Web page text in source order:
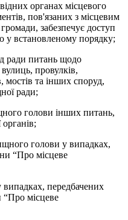
органах місцевого
пов'язаних з місцевим
забезпечує доступ
у встановленому порядку;
ради питань щодо
провулків,
мостів та інших споруд,
ради;
голови інших питань,
органів;
голови у випадках,
“Про місцеве
випадках, передбачених
“Про місцеве